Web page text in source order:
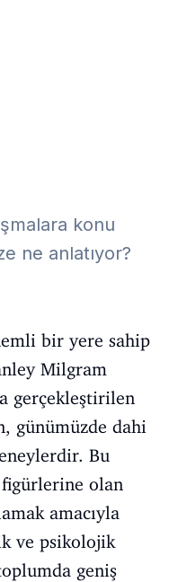
konu
ne anlatıyor?
bir yere sahip
Milgram
gerçekleştirilen
günümüzde dahi
Bu
olan
amacıyla
ve psikolojik
geniş